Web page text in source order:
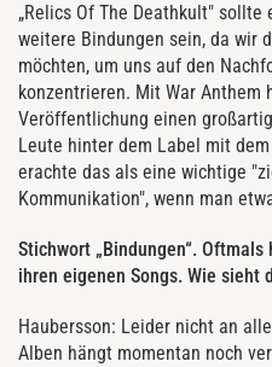
„Relics Of The Deathkult"
weitere Bindungen sein, da wir
möchten, um uns auf den
konzentrieren. Mit War Anthem
Veröffentlichung einen
Leute hinter dem Label mit
erachte das als eine wichtige
Kommunikation", wenn man
Stichwort „Bindungen“.
ihren eigenen Songs. Wie sieht
Haubersson: Leider nicht an
Alben hängt momentan noch